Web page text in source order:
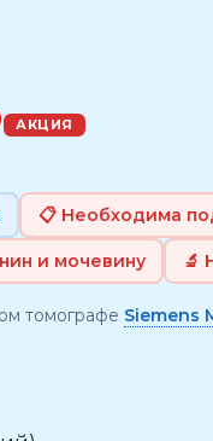
АКЦИЯ
📋 Необходима
и мочевину 🔬
томографе Siemens